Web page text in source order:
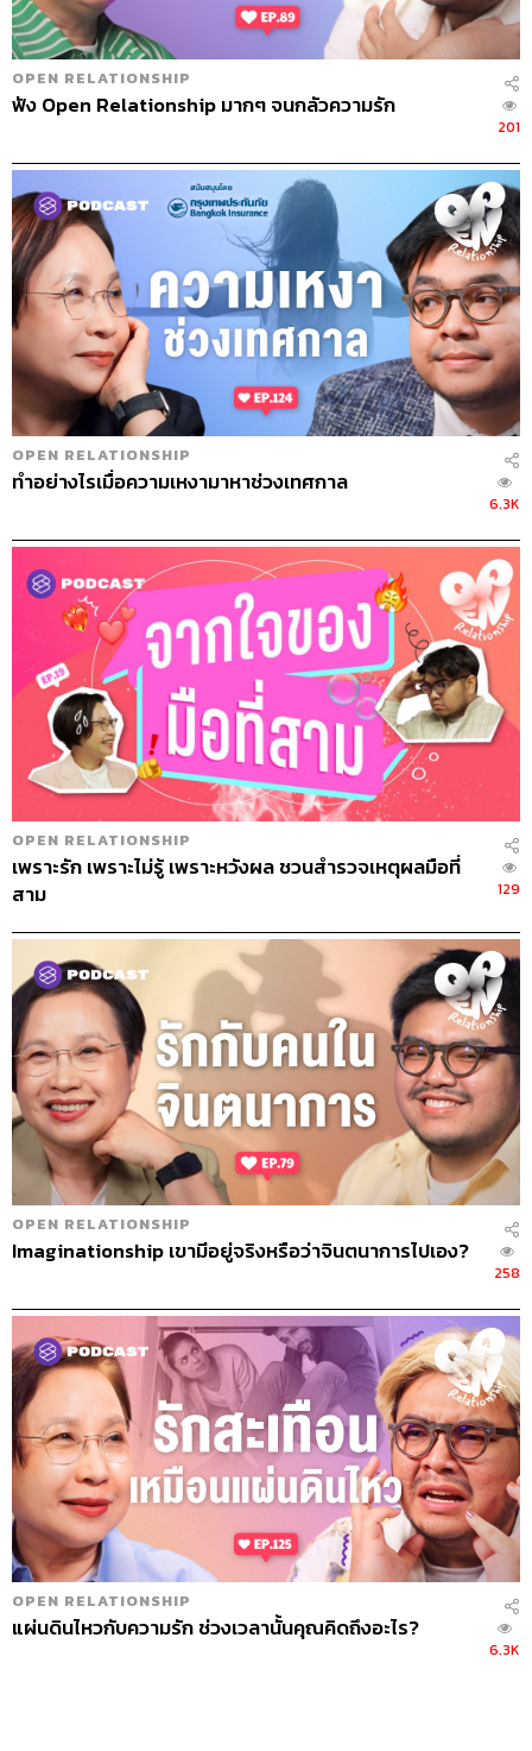
OPEN RELATIONSHIP
ฟัง Open Relationship มากๆ จนกลัวความรัก
201
OPEN RELATIONSHIP
ทำอย่างไรเมื่อความเหงามาหาช่วงเทศกาล
6.3K
OPEN RELATIONSHIP
เพราะรัก เพราะไม่รู้ เพราะหวังผล ชวนสำรวจเหตุผลมือที่
สาม
129
OPEN RELATIONSHIP
Imaginationship เขามีอยู่จริงหรือว่าจินตนาการไปเอง?
258
OPEN RELATIONSHIP
แผ่นดินไหวกับความรัก ช่วงเวลานั้นคุณคิดถึงอะไร?
6.3K